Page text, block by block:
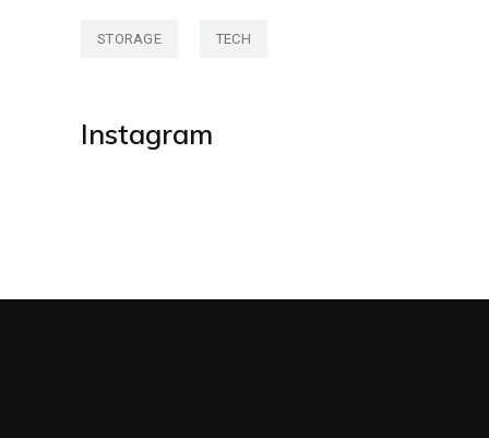
STORAGE TECH
Instagram